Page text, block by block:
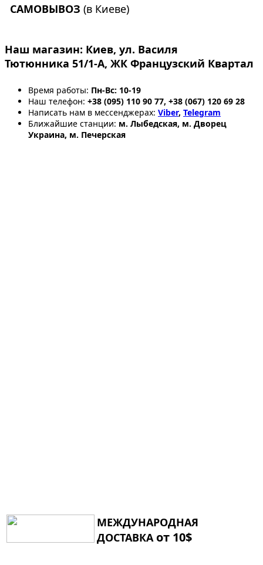
САМОВЫВОЗ (в Киеве)
Наш магазин: Киев, ул. Василя
Тютюнника 51/1-А, ЖК Французский Квартал
Время работы: Пн-Вс: 10-19
Наш телефон: +38 (095) 110 90 77, +38 (067) 120 69 28
Написать нам в мессенджерах: Viber, Telegram
Ближайшие станции: м. Лыбедская, м. Дворец
Украина, м. Печерская
МЕЖДУНАРОДНАЯ
ДОСТАВКА от 10$